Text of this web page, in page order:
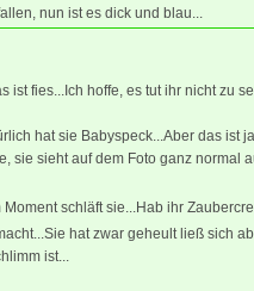
nun ist es dick und blau...
ist fies...Ich hoffe, es tut ihr nicht zu
hat sie Babyspeck...Aber das ist
sie sieht auf dem Foto ganz normal
Moment schläft sie...Hab ihr
hat zwar geheult ließ sich
ist...